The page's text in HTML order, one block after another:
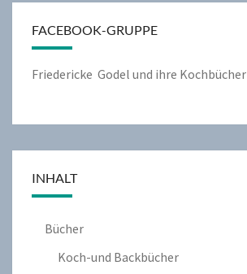
FACEBOOK-GRUPPE
Friedericke Godel und ihre Kochbücher
INHALT
Bücher
Koch-und Backbücher